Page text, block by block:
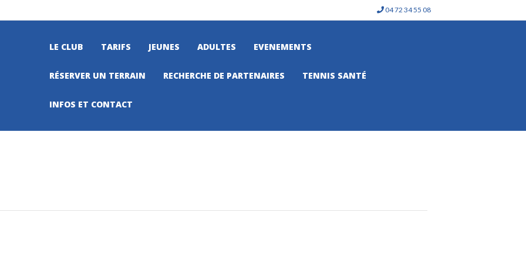
04 72 34 55 08
LE CLUB TARIFS JEUNES ADULTES EVENEMENTS
RÉSERVER UN TERRAIN RECHERCHE DE PARTENAIRES TENNIS SANTÉ
INFOS ET CONTACT